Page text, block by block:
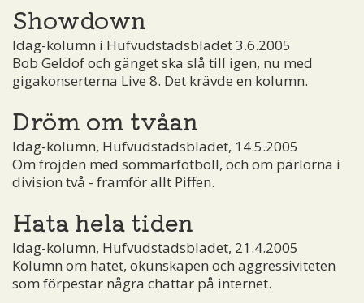
Showdown
Idag-kolumn i Hufvudstadsbladet 3.6.2005
Bob Geldof och gänget ska slå till igen, nu med
gigakonserterna Live 8. Det krävde en kolumn.
Dröm om tvåan
Idag-kolumn, Hufvudstadsbladet, 14.5.2005
Om fröjden med sommarfotboll, och om pärlorna i
division två - framför allt Piffen.
Hata hela tiden
Idag-kolumn, Hufvudstadsbladet, 21.4.2005
Kolumn om hatet, okunskapen och aggressiviteten
som förpestar några chattar på internet.